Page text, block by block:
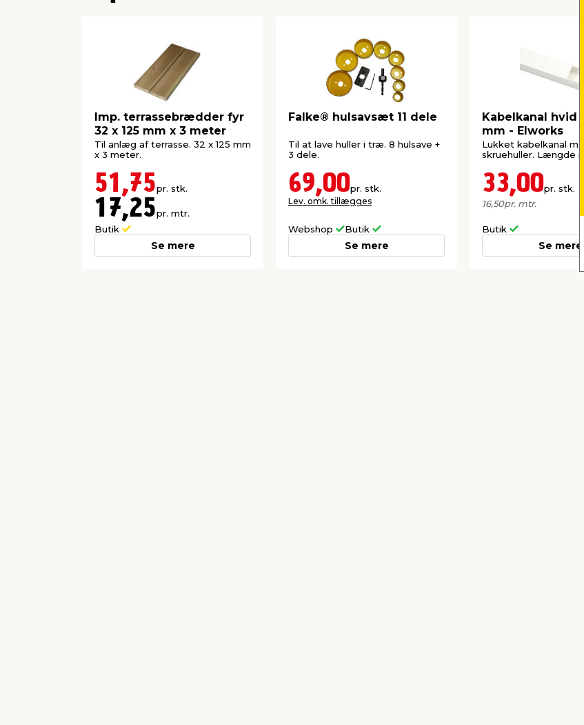
Imp. terrassebrædder fyr
32 x 125 mm x 3 meter
Til anlæg af terrasse. 32 x 125 mm
x 3 meter.
51,75pr. stk.
17,25pr. mtr.
Butik
Se mere
Falke® hulsavsæt 11 dele
Til at lave huller i træ. 8 hulsave +
3 dele.
69,00pr. stk.
Lev. omk. tillægges
Webshop Butik
Se mere
Kabelkanal hvid
mm - Elworks
Lukket kabelkanal
skruehuller. Længde
33,00pr. stk.
16,50pr. mtr.
Butik
Se mere